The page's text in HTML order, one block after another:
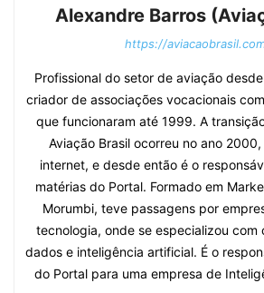
Alexandre Barros
https://
Profissional do setor de aviação
criador de associações vocacionais
que funcionaram até 1999. A
Aviação Brasil ocorreu no ano
internet, e desde então é o
matérias do Portal. Formado em
Morumbi, teve passagens por
tecnologia, onde se especializou com
dados e inteligência artificial. É o
do Portal para uma empresa de